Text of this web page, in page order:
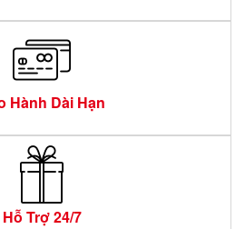
Hành Dài Hạn
Hỗ Trợ 24/7